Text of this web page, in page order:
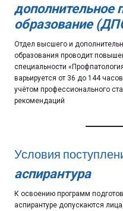
дополнительное
образование
Отдел высшего и
образования проводит
специальности
варьируется от 36 до 144
учётом профессионального
рекомендаций
Условия
аспирантура
К освоению программ
аспирантуре допускаются